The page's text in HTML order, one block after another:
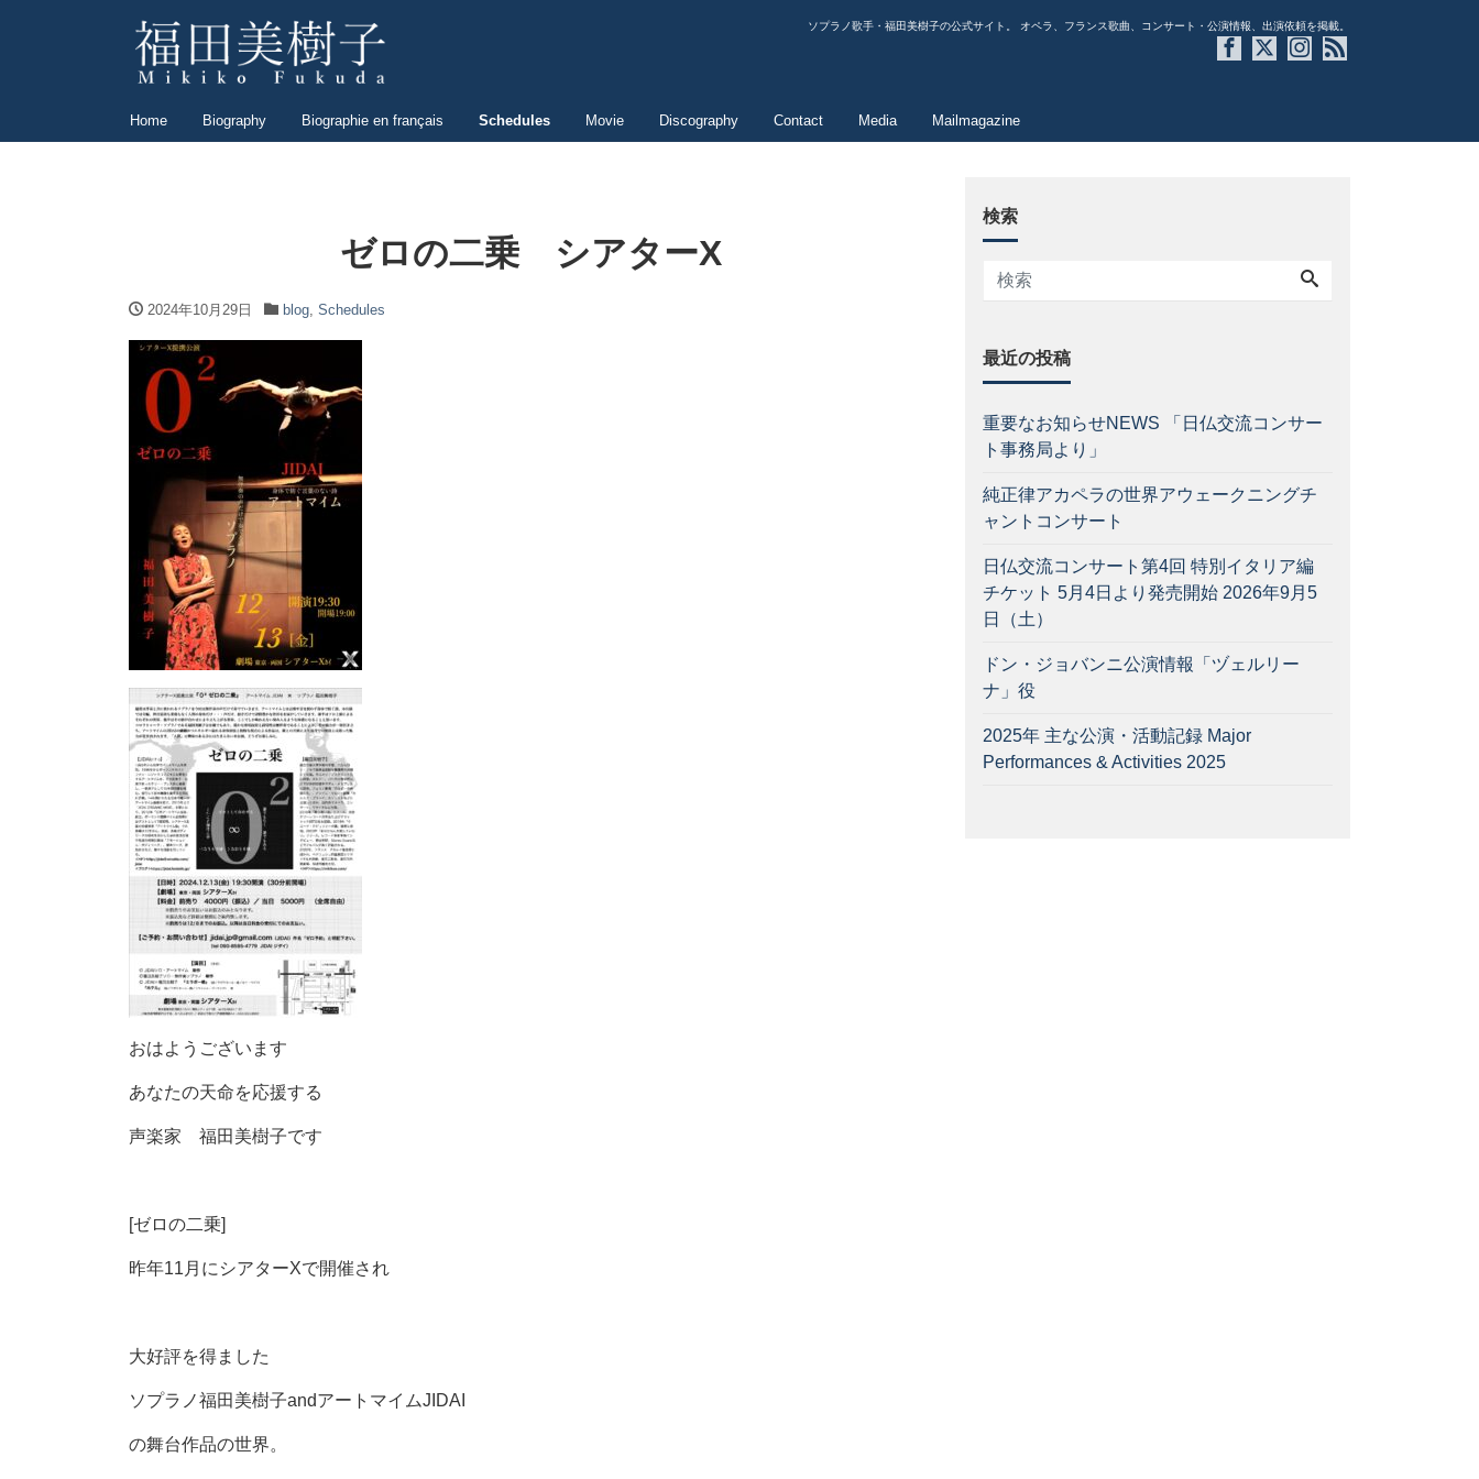
ソプラノ歌手・福田美樹子の公式サイト。 オペラ、フランス歌曲、コンサート・公演情報、出演依頼を掲載。
Home Biography Biographie en français Schedules Movie Discography Contact Media Mailmagazine
ゼロの二乗 シアターX
2024年10月29日 blog, Schedules
おはようございます
あなたの天命を応援する
声楽家 福田美樹子です
[ゼロの二乗]
昨年11月にシアターXで開催され
大好評を得ました
ソプラノ福田美樹子andアートマイムJIDAI
の舞台作品の世界。
検索
最近の投稿
重要なお知らせNEWS 「日仏交流コンサー
ト事務局より」
純正律アカペラの世界アウェークニングチ
ャントコンサート
日仏交流コンサート第4回 特別イタリア編
チケット 5月4日より発売開始 2026年9月5
日（土）
ドン・ジョバンニ公演情報「ヅェルリー
ナ」役
2025年 主な公演・活動記録 Major
Performances & Activities 2025